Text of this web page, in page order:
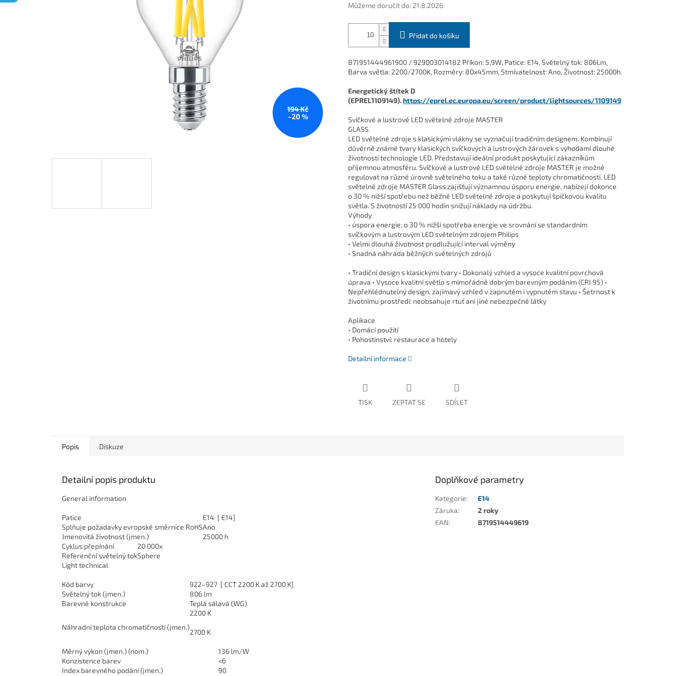
194 Kč
–20 %
Můžeme doručit do:21.8.2026
Přidat do košíku
871951444961900 / 929003014182 Příkon: 5,9W, Patice: E14, Světelný tok: 806Lm,
Barva světla: 2200/2700K, Rozměry: 80x45mm, Stmívatelnost: Ano, Životnost: 25000h.
Energetický štítek D
(EPREL1109149).https://eprel.ec.europa.eu/screen/product/lightsources/1109149
Svíčkové a lustrové LED světelné zdroje MASTER
GLASS
LED světelné zdroje s klasickými vlákny se vyznačují tradičním designem. Kombinují
důvěrně známé tvary klasických svíčkových a lustrových žárovek s výhodami dlouhé
životnosti technologie LED. Představují ideální produkt poskytující zákazníkům
příjemnou atmosféru. Svíčkové a lustrové LED světelné zdroje MASTER je možné
regulovat na různé úrovně světelného toku a také různé teploty chromatičnosti. LED
světelné zdroje MASTER Glass zajišťují významnou úsporu energie, nabízejí dokonce
o 30 % nižší spotřebu než běžné LED světelné zdroje a poskytují špičkovou kvalitu
světla. S životností 25 000 hodin snižují náklady na údržbu.
Výhody
• úspora energie, o 30 % nižší spotřeba energie ve srovnání se standardním
svíčkovým a lustrovým LED světelným zdrojem Philips
• Velmi dlouhá životnost prodlužující interval výměny
• Snadná náhrada běžných světelných zdrojů
• Tradiční design s klasickými tvary • Dokonalý vzhled a vysoce kvalitní povrchová
úprava • Vysoce kvalitní světlo s mimořádně dobrým barevným podáním (CRI 95) •
Nepřehlédnutelný design, zajímavý vzhled v zapnutém i vypnutém stavu • Šetrnost k
životnímu prostředí: neobsahuje rtuť ani jiné nebezpečné látky
Aplikace
• Domácí použití
• Pohostinství: restaurace a hotely
Detailní informace
TISK ZEPTAT SE SDÍLET
Popis Diskuze
Detailní popis produktu
General information
Patice
E14 [ E14]
Splňuje požadavky evropské směrnice RoHSAno
Jmenovitá životnost (jmen.)
25000 h
Cyklus přepínání
20 000x
Referenční světelný tokSphere
Light technical
Kód barvy
922–927 [ CCT 2200 K až 2700 K]
Světelný tok (jmen.)
806 lm
Barevné konstrukce
Teplá sálavá (WG)
Náhradní teplota chromatičnosti (jmen.)
2200 K
2700 K
Měrný výkon (jmen.) (nom.)
136 lm/W
Konzistence barev
<6
Index barevného podání (jmen.)
90
Doplňkové parametry
Kategorie:
E14
Záruka:
2 roky
EAN: 8719514449619